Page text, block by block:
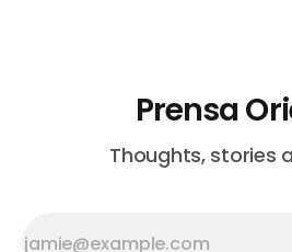
Prensa
Thoughts, stories